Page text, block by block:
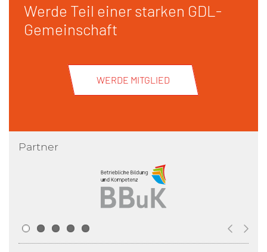
Werde Teil einer starken GDL-
Gemeinschaft
WERDE MITGLIED
Partner